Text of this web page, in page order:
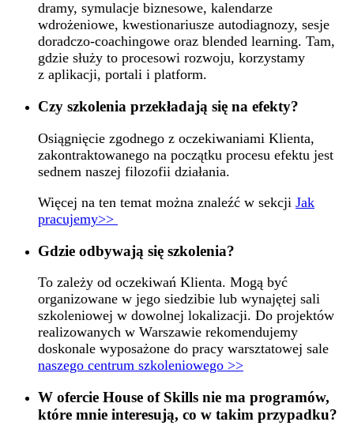
dramy, symulacje biznesowe, kalendarze
wdrożeniowe, kwestionariusze autodiagnozy, sesje
doradczo-coachingowe oraz blended learning. Tam,
gdzie służy to procesowi rozwoju, korzystamy
z aplikacji, portali i platform.
Czy szkolenia przekładają się na efekty?
Osiągnięcie zgodnego z oczekiwaniami Klienta,
zakontraktowanego na początku procesu efektu jest
sednem naszej filozofii działania.
Więcej na ten temat można znaleźć w sekcji Jak
pracujemy>>
Gdzie odbywają się szkolenia?
To zależy od oczekiwań Klienta. Mogą być
organizowane w jego siedzibie lub wynajętej sali
szkoleniowej w dowolnej lokalizacji. Do projektów
realizowanych w Warszawie rekomendujemy
doskonale wyposażone do pracy warsztatowej sale
naszego centrum szkoleniowego >>
W ofercie House of Skills nie ma programów,
które mnie interesują, co w takim przypadku?